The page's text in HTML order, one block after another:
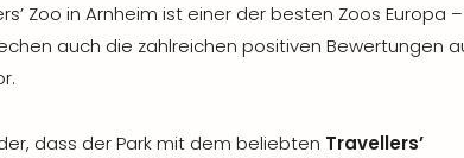
Zoo in Arnheim ist einer der besten Zoos Europa –
auch die zahlreichen positiven Bewertungen
dass der Park mit dem beliebten Travellers’